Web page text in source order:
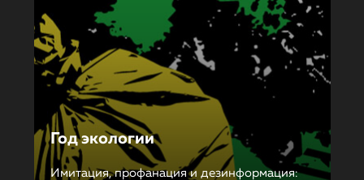
Год экологии
Имитация, профанация и дезинформация: